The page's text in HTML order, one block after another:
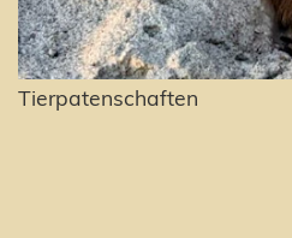
Tierpatenschaften